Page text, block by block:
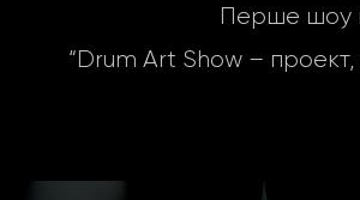
Перше шоу
“Drum Art Show – проект,